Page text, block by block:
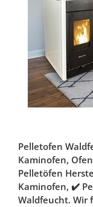
Pelletofen
Kaminofen,
Pelletöfen
Kaminofen, ✔️
Waldfeucht. Wir